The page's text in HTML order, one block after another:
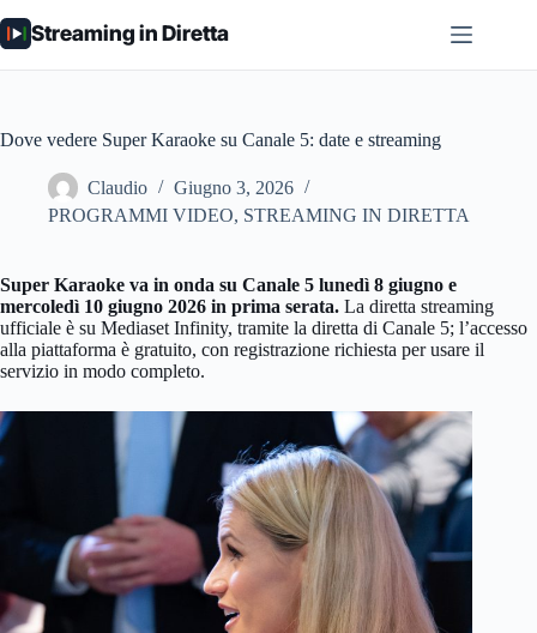
al
contenuto
Streaming in Diretta
Dove vedere Super Karaoke su Canale 5: date e streaming
Claudio
Giugno 3, 2026
PROGRAMMI VIDEO, STREAMING IN DIRETTA
Super Karaoke va in onda su Canale 5 lunedì 8 giugno e
mercoledì 10 giugno 2026 in prima serata. La diretta streaming
ufficiale è su Mediaset Infinity, tramite la diretta di Canale 5; l’accesso
alla piattaforma è gratuito, con registrazione richiesta per usare il
servizio in modo completo.